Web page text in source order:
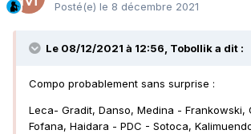
Posté(e) le 8 décembre 2021
Le 08/12/2021 à 12:56, Tobollika dit :
Compo probablement sans surprise :
Leca- Gradit, Danso, Medina - Frankowski,
Fofana, Haidara - PDC - Sotoca,